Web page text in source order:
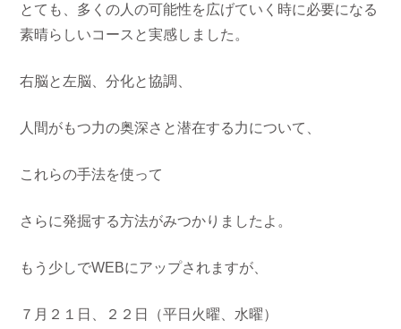
とても、多くの人の可能性を広げていく時に必要になる
素晴らしいコースと実感しました。
右脳と左脳、分化と協調、
人間がもつ力の奥深さと潜在する力について、
これらの手法を使って
さらに発掘する方法がみつかりましたよ。
もう少しでWEBにアップされますが、
７月２１日、２２日（平日火曜、水曜）